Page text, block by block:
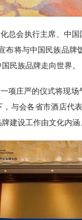
总会执行主席、中
布将与中国民族品牌
民族品牌走向世界。
项庄严的仪式将现
，与会各省市酒店代
建设工作由文化内